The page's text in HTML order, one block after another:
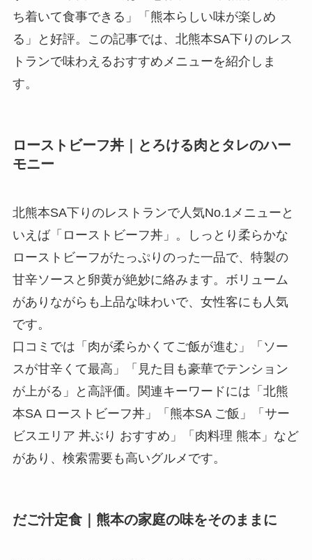
ち着いて食事できる」「熊本らしい味が楽しめ
る」と好評。この記事では、北熊本SA下りのレス
トランで味わえるおすすめメニューを紹介しま
す。
ローストビーフ丼｜とろける肉とタレのハー
モニー
北熊本SA下りのレストランで人気No.1メニューと
いえば「ローストビーフ丼」。しっとり柔らかな
ローストビーフがたっぷりのった一品で、特製の
甘辛ソースと卵黄が絶妙に絡みます。ボリューム
がありながらも上品な味わいで、女性客にも人気
です。
口コミでは「肉が柔らかくてご飯が進む」「ソー
スが甘辛くて最高」「見た目も豪華でテンション
が上がる」と高評価。関連キーワードには「北熊
本SA ローストビーフ丼」「熊本SA ご飯」「サー
ビスエリア 丼ぶり おすすめ」「肉料理 熊本」など
があり、検索需要も高いグルメです。
だご汁定食｜熊本の家庭の味をそのままに